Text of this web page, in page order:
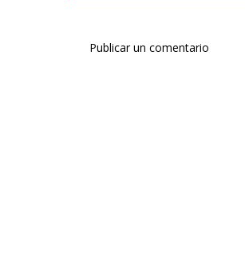
Publicar un comentario